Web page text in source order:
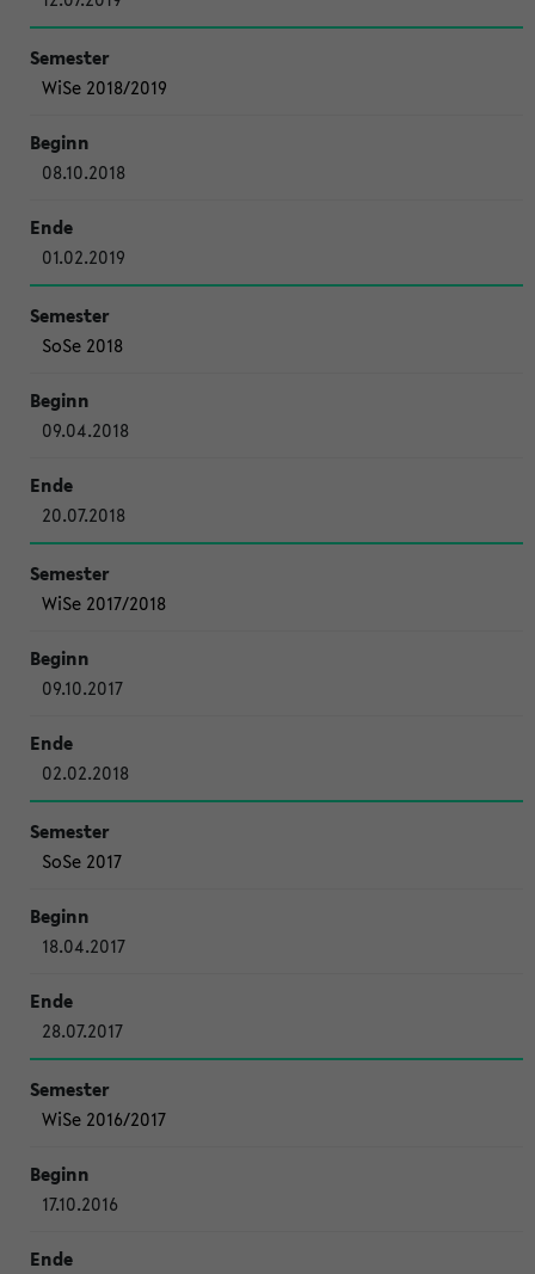
WiSe 2018/2019
08.10.2018
01.02.2019
SoSe 2018
09.04.2018
20.07.2018
WiSe 2017/2018
09.10.2017
02.02.2018
SoSe 2017
18.04.2017
28.07.2017
WiSe 2016/2017
17.10.2016